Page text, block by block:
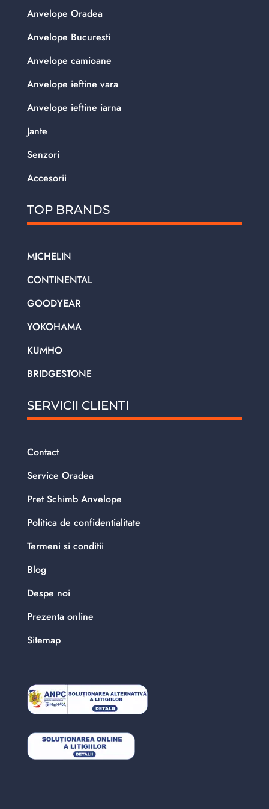
Anvelope Oradea
Anvelope Bucuresti
Anvelope camioane
Anvelope ieftine vara
Anvelope ieftine iarna
Jante
Senzori
Accesorii
TOP BRANDS
MICHELIN
CONTINENTAL
GOODYEAR
YOKOHAMA
KUMHO
BRIDGESTONE
SERVICII CLIENTI
Contact
Service Oradea
Pret Schimb Anvelope
Politica de confidentialitate
Termeni si conditii
Blog
Despe noi
Prezenta online
Sitemap